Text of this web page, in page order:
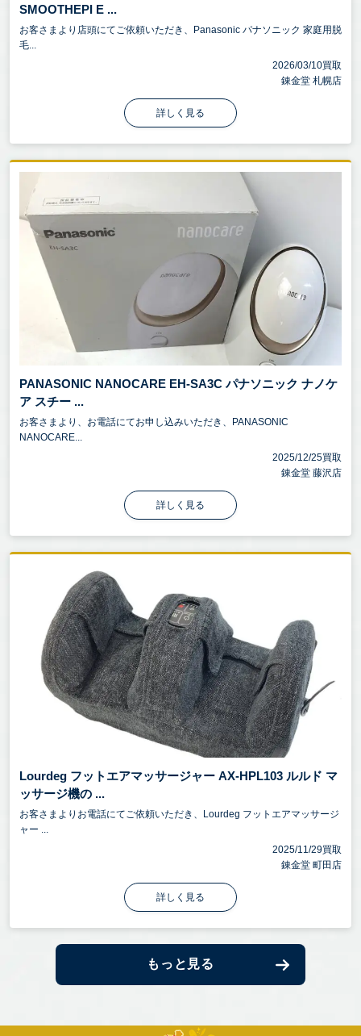
SMOOTHEPI E ...
お客さまより店頭にてご依頼いただき、Panasonic パナソニック 家庭用脱
毛...
2026/03/10買取
錬金堂 札幌店
詳しく見る
PANASONIC NANOCARE EH-SA3C パナソニック ナノケ
ア スチー ...
お客さまより、お電話にてお申し込みいただき、PANASONIC
NANOCARE...
2025/12/25買取
錬金堂 藤沢店
詳しく見る
Lourdeg フットエアマッサージャー AX-HPL103 ルルド マ
ッサージ機の ...
お客さまよりお電話にてご依頼いただき、Lourdeg フットエアマッサージ
ャー ...
2025/11/29買取
錬金堂 町田店
詳しく見る
もっと見る